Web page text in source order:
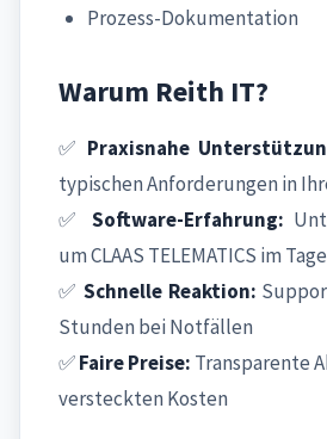
Prozess-Dokumentation
Warum Reith IT?
✅ Praxisnahe
typischen Anforderungen in
✅ Software-Erfahrung:
um CLAAS TELEMATICS im
✅ Schnelle Reaktion:
Stunden bei Notfällen
✅Faire Preise: Transparente
versteckten Kosten